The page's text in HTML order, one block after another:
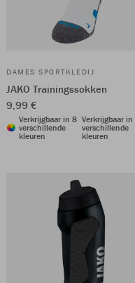
DAMES SPORTKLEDIJ
JAKO Trainingssokken
9,99 €
Verkrijgbaar in 8
verschillende
kleuren
Verkrijgbaar in
verschillende
kleuren